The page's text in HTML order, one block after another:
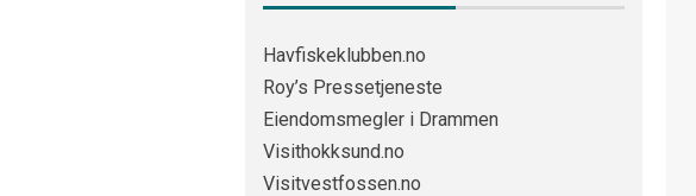
Havfiskeklubben.no
Roy’s Pressetjeneste
Eiendomsmegler i Drammen
Visithokksund.no
Visitvestfossen.no